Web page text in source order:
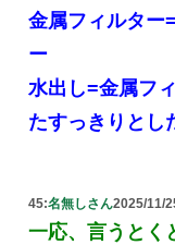
金属フィルター
ー
水出し=金属フ
たすっきりとし
45:名無しさん2025/11/
一応、言うとく